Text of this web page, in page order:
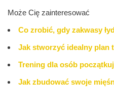
Może Cię zainteresować
Co zrobić, gdy zakwasy
Jak stworzyć idealny plan
Trening dla osób
Jak zbudować swoje